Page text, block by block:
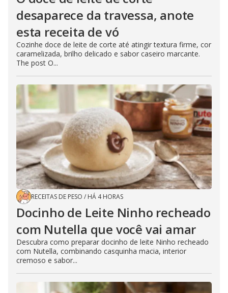
desaparece da travessa, anote
esta receita de vó
Cozinhe doce de leite de corte até atingir textura firme, cor
caramelizada, brilho delicado e sabor caseiro marcante.
The post O...
RECEITAS DE PESO / HÁ 4 HORAS
Docinho de Leite Ninho recheado
com Nutella que você vai amar
Descubra como preparar docinho de leite Ninho recheado
com Nutella, combinando casquinha macia, interior
cremoso e sabor...